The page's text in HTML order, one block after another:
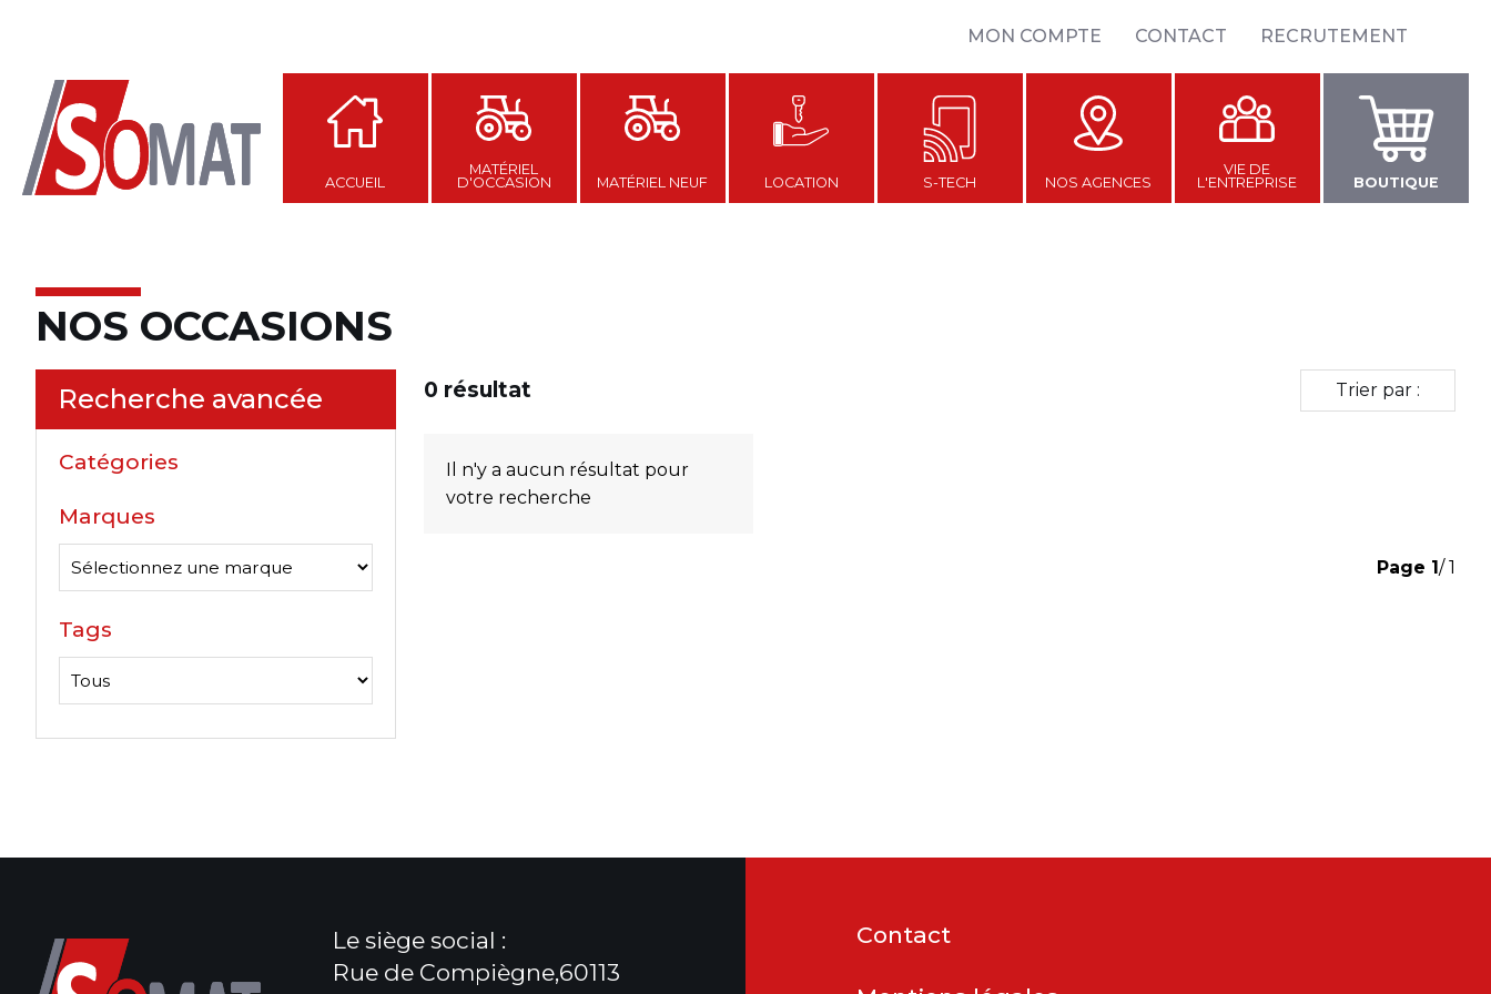
MON COMPTE CONTACT RECRUTEMENT
ACCUEIL
MATÉRIEL
D'OCCASION
MATÉRIEL NEUF LOCATION S-TECH NOS AGENCES
VIE DE
L'ENTREPRISE
BOUTIQUE
NOS OCCASIONS
Recherche avancée
Catégories
Marques
Tags
0 résultat Trier par :
Il n'y a aucun résultat pour
votre recherche
Page 1/ 1
Le siège social :
Rue de Compiègne,60113
Contact